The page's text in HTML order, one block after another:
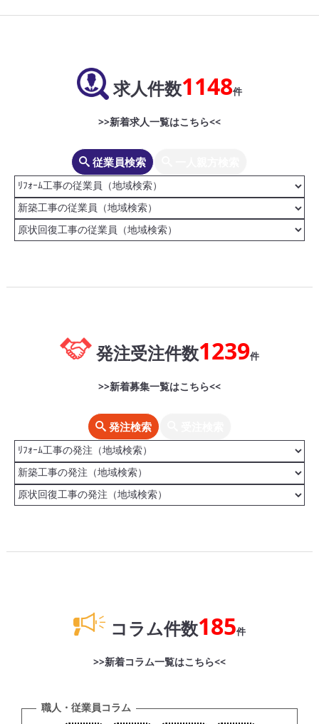
求人件数1148件
>>新着求人一覧はこちら<<
従業員検索
発注受注件数1239件
>>新着募集一覧はこちら<<
発注検索
コラム件数185件
>>新着コラム一覧はこちら<<
職人・従業員コラム